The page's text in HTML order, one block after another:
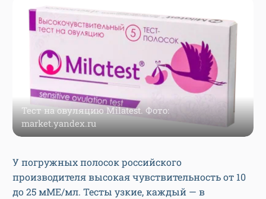
Тест на овуляцию Milatest. Фото:
market.yandex.ru
У погружных полосок российского
производителя высокая чувствительность от 10
до 25 мМЕ/мл. Тесты узкие, каждый — в